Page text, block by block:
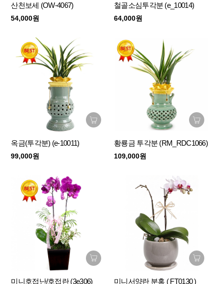
산천보세 (OW-4067)
54,000원
철골소심투각분 (e_10014)
64,000원
옥금(투각분) (e-10011)
99,000원
황룡금 투각분 (RM_RDC1066)
109,000원
미니호접난/호접란 (3e306) 미니서양란 분홍 ( FT0130 )